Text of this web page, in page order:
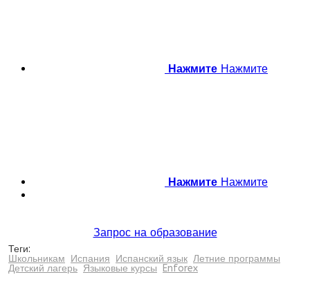
Нажмите Нажмите
Нажмите Нажмите
Запрос на образование
Теги:
Школьникам Испания Испанский язык Летние программы
Детский лагерь Языковые курсы Enforex